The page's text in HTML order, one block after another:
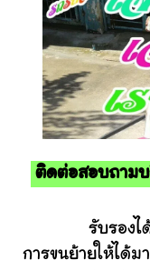
ติดต่อสอบถามบ
รับรองได้ว่าเ
การขนย้ายให้ได้